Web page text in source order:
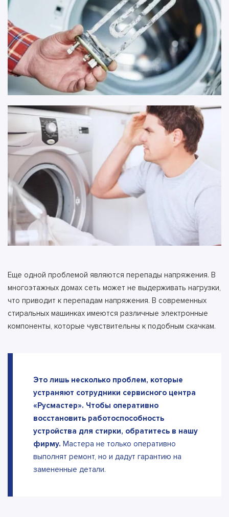
Еще одной проблемой являются перепады напряжения. В
многоэтажных домах сеть может не выдерживать нагрузки,
что приводит к перепадам напряжения. В современных
стиральных машинках имеются различные электронные
компоненты, которые чувствительны к подобным скачкам.
Это лишь несколько проблем, которые
устраняют сотрудники сервисного центра
«Русмастер». Чтобы оперативно
восстановить работоспособность
устройства для стирки, обратитесь в нашу
фирму. Мастера не только оперативно
выполнят ремонт, но и дадут гарантию на
замененные детали.